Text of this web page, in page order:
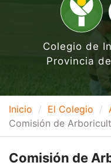
Colegio de
Provincia
Inicio El Colegio
Comisión de
Comisión de